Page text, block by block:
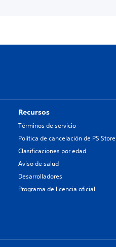
Recursos
Términos de servicio
Política de cancelación de PS Store
Clasificaciones por edad
Aviso de salud
Desarrolladores
Programa de licencia oficial